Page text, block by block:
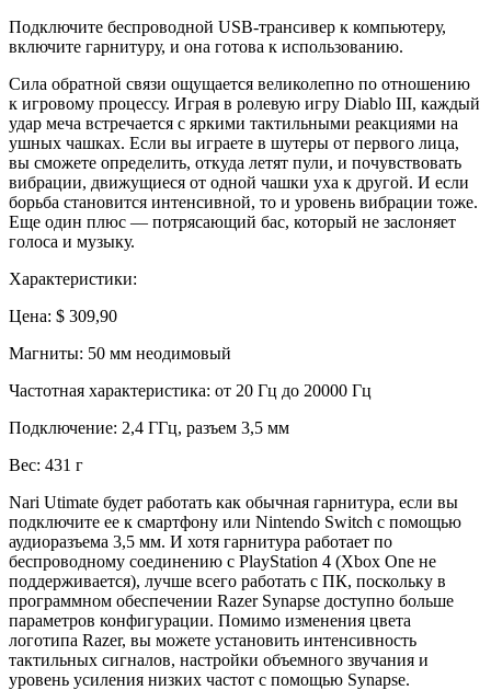
Подключите беспроводной USB-трансивер к компьютеру,
включите гарнитуру, и она готова к использованию.
Сила обратной связи ощущается великолепно по отношению
к игровому процессу. Играя в ролевую игру Diablo III, каждый
удар меча встречается с яркими тактильными реакциями на
ушных чашках. Если вы играете в шутеры от первого лица,
вы сможете определить, откуда летят пули, и почувствовать
вибрации, движущиеся от одной чашки уха к другой. И если
борьба становится интенсивной, то и уровень вибрации тоже.
Еще один плюс — потрясающий бас, который не заслоняет
голоса и музыку.
Характеристики:
Цена: $ 309,90
Магниты: 50 мм неодимовый
Частотная характеристика: от 20 Гц до 20000 Гц
Подключение: 2,4 ГГц, разъем 3,5 мм
Вес: 431 г
Nari Utimate будет работать как обычная гарнитура, если вы
подключите ее к смартфону или Nintendo Switch с помощью
аудиоразъема 3,5 мм. И хотя гарнитура работает по
беспроводному соединению с PlayStation 4 (Xbox One не
поддерживается), лучше всего работать с ПК, поскольку в
программном обеспечении Razer Synapse доступно больше
параметров конфигурации. Помимо изменения цвета
логотипа Razer, вы можете установить интенсивность
тактильных сигналов, настройки объемного звучания и
уровень усиления низких частот с помощью Synapse.